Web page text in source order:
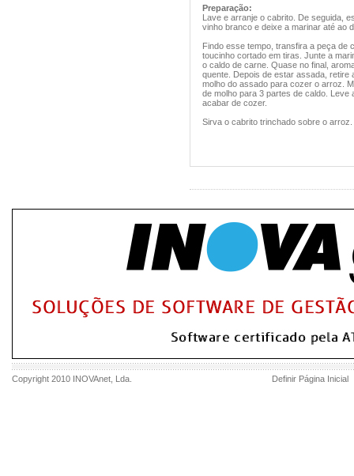
Preparação:
Lave e arranje o cabrito. De seguida,
vinho branco e deixe a marinar até ao
Findo esse tempo, transfira a peça de
toucinho cortado em tiras. Junte a
o caldo de carne. Quase no final,
quente. Depois de estar assada,
molho do assado para cozer o arroz.
de molho para 3 partes de caldo.
acabar de cozer.
Sirva o cabrito trinchado sobre o arroz.
Copyright 2010 INOVAnet , Lda. Definir Página Inicial